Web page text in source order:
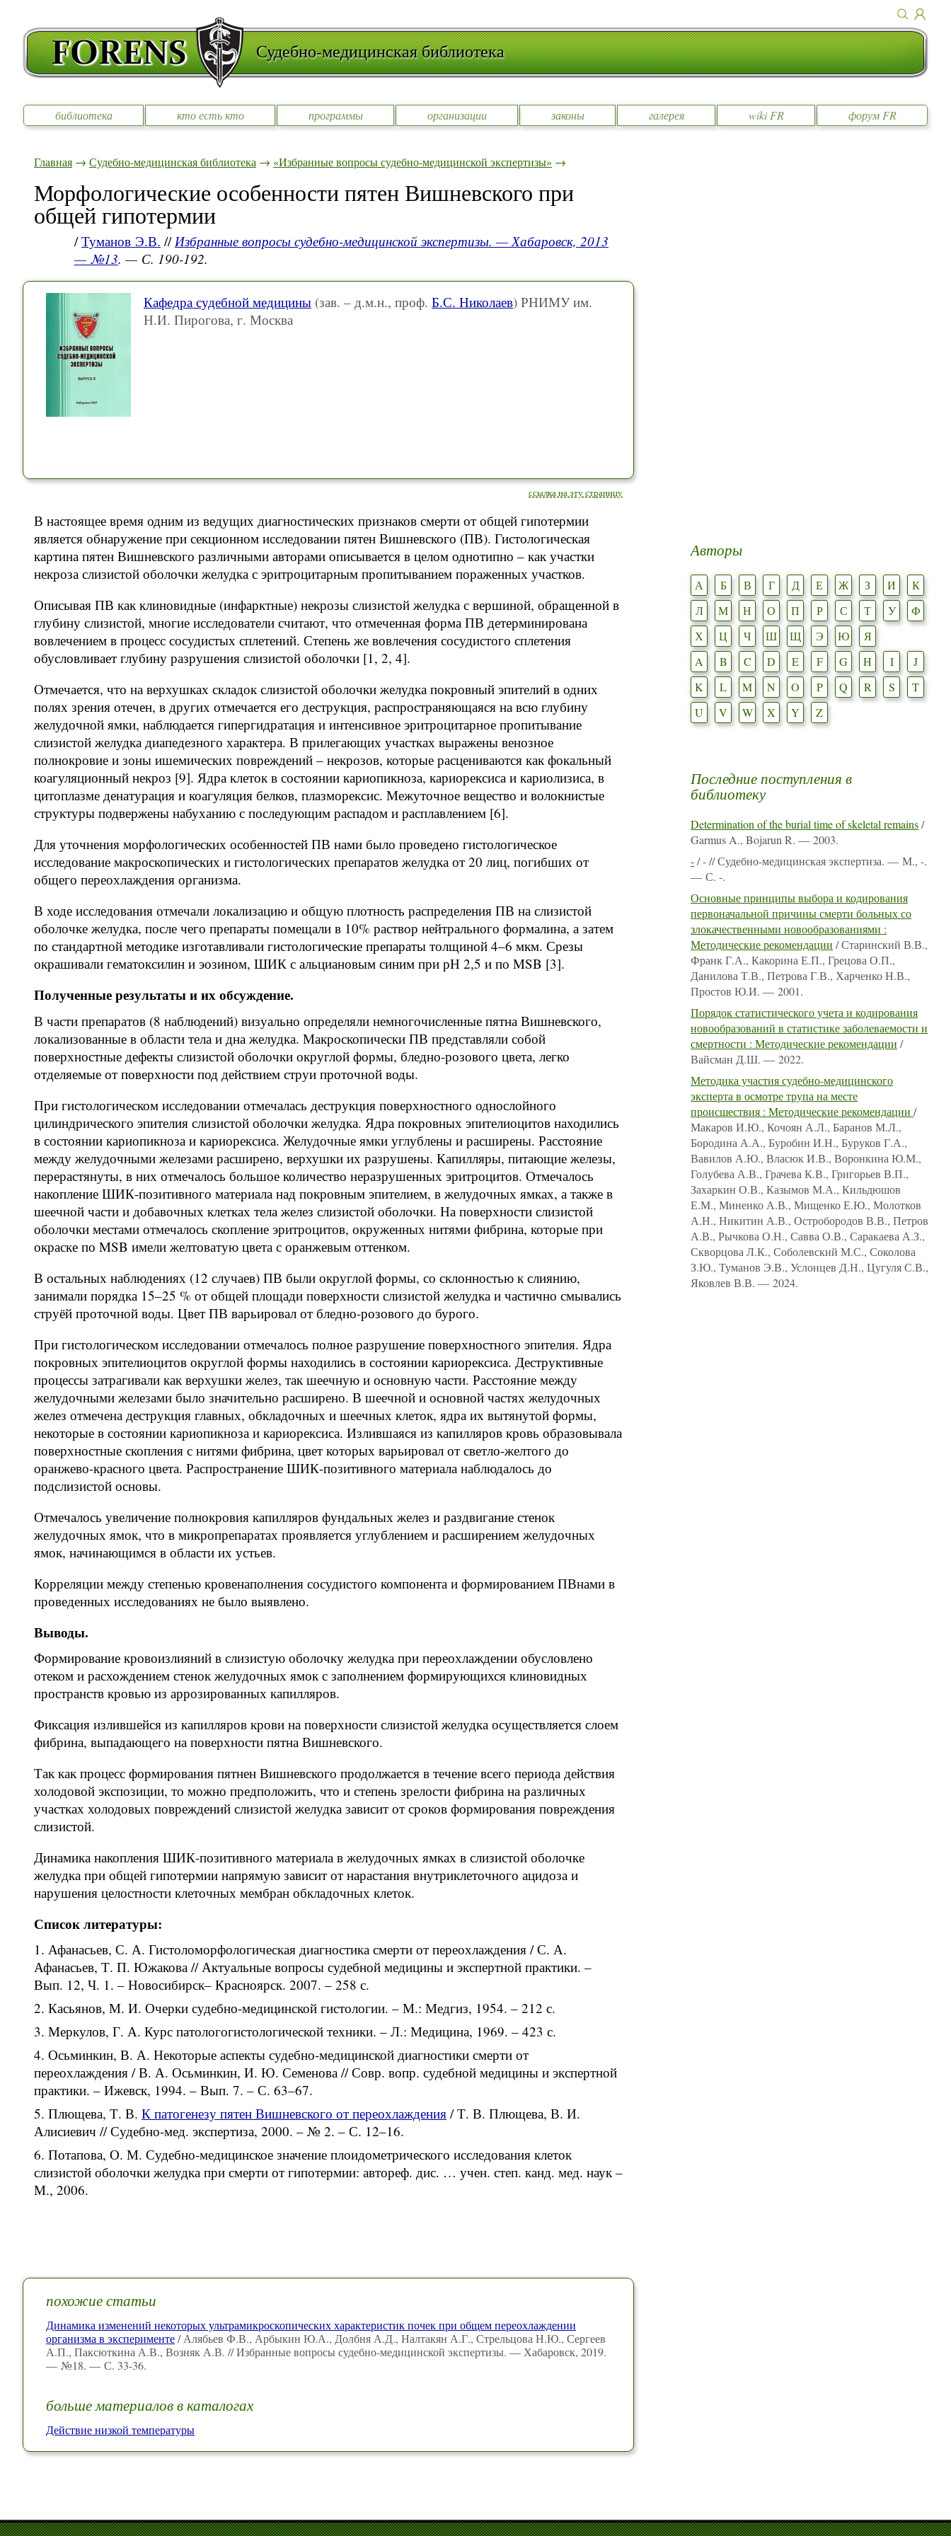
Судебно-медицинская библиотека
библиотека кто есть кто программы организации законы галерея wiki FR форум FR
Главная → Судебно-медицинская библиотека → «Избранные вопросы судебно-медицинской экспертизы» →
Морфологические особенности пятен Вишневского при
общей гипотермии
/Туманов Э.В. //Избранные вопросы судебно-медицинской экспертизы. — Хабаровск, 2013
— №13. — С. 190-192.
Кафедра судебной медицины (зав. – д.м.н., проф. Б.С. Николаев) РНИМУ им.
Н.И. Пирогова, г. Москва
ссылка на эту страницу
В настоящее время одним из ведущих диагностических признаков смерти от общей гипотермии
является обнаружение при секционном исследовании пятен Вишневского (ПВ). Гистологическая
картина пятен Вишневского различными авторами описывается в целом однотипно – как участки
некроза слизистой оболочки желудка с эритроцитарным пропитыванием пораженных участков.
Описывая ПВ как клиновидные (инфарктные) некрозы слизистой желудка с вершиной, обращенной в
глубину слизистой, многие исследователи считают, что отмеченная форма ПВ детерминирована
вовлечением в процесс сосудистых сплетений. Степень же вовлечения сосудистого сплетения
обусловливает глубину разрушения слизистой оболочки [1, 2, 4].
Отмечается, что на верхушках складок слизистой оболочки желудка покровный эпителий в одних
полях зрения отечен, в других отмечается его деструкция, распространяющаяся на всю глубину
желудочной ямки, наблюдается гипергидратация и интенсивное эритроцитарное пропитывание
слизистой желудка диапедезного характера. В прилегающих участках выражены венозное
полнокровие и зоны ишемических повреждений – некрозов, которые расцениваются как фокальный
коагуляционный некроз [9]. Ядра клеток в состоянии кариопикноза, кариорексиса и кариолизиса, в
цитоплазме денатурация и коагуляция белков, плазморексис. Межуточное вещество и волокнистые
структуры подвержены набуханию с последующим распадом и расплавлением [6].
Для уточнения морфологических особенностей ПВ нами было проведено гистологическое
исследование макроскопических и гистологических препаратов желудка от 20 лиц, погибших от
общего переохлаждения организма.
В ходе исследования отмечали локализацию и общую плотность распределения ПВ на слизистой
оболочке желудка, после чего препараты помещали в 10% раствор нейтрального формалина, а затем
по стандартной методике изготавливали гистологические препараты толщиной 4–6 мкм. Срезы
окрашивали гематоксилин и эозином, ШИК с альциановым синим при рН 2,5 и по MSB [3].
Полученные результаты и их обсуждение.
В части препаратов (8 наблюдений) визуально определяли немногочисленные пятна Вишневского,
локализованные в области тела и дна желудка. Макроскопически ПВ представляли собой
поверхностные дефекты слизистой оболочки округлой формы, бледно-розового цвета, легко
отделяемые от поверхности под действием струи проточной воды.
При гистологическом исследовании отмечалась деструкция поверхностного однослойного
цилиндрического эпителия слизистой оболочки желудка. Ядра покровных эпителиоцитов находились
в состоянии кариопикноза и кариорексиса. Желудочные ямки углублены и расширены. Расстояние
между желудочными железами расширено, верхушки их разрушены. Капилляры, питающие железы,
перерастянуты, в них отмечалось большое количество неразрушенных эритроцитов. Отмечалось
накопление ШИК-позитивного материала над покровным эпителием, в желудочных ямках, а также в
шеечной части и добавочных клетках тела желез слизистой оболочки. На поверхности слизистой
оболочки местами отмечалось скопление эритроцитов, окруженных нитями фибрина, которые при
окраске по MSB имели желтоватую цвета с оранжевым оттенком.
В остальных наблюдениях (12 случаев) ПВ были округлой формы, со склонностью к слиянию,
занимали порядка 15–25 % от общей площади поверхности слизистой желудка и частично смывались
струёй проточной воды. Цвет ПВ варьировал от бледно-розового до бурого.
При гистологическом исследовании отмечалось полное разрушение поверхностного эпителия. Ядра
покровных эпителиоцитов округлой формы находились в состоянии кариорексиса. Деструктивные
процессы затрагивали как верхушки желез, так шеечную и основную части. Расстояние между
желудочными железами было значительно расширено. В шеечной и основной частях желудочных
желез отмечена деструкция главных, обкладочных и шеечных клеток, ядра их вытянутой формы,
некоторые в состоянии кариопикноза и кариорексиса. Излившаяся из капилляров кровь образовывала
поверхностные скопления с нитями фибрина, цвет которых варьировал от светло-желтого до
оранжево-красного цвета. Распространение ШИК-позитивного материала наблюдалось до
подслизистой основы.
Отмечалось увеличение полнокровия капилляров фундальных желез и раздвигание стенок
желудочных ямок, что в микропрепаратах проявляется углублением и расширением желудочных
ямок, начинающимся в области их устьев.
Корреляции между степенью кровенаполнения сосудистого компонента и формированием ПВнами в
проведенных исследованиях не было выявлено.
Выводы.
Формирование кровоизлияний в слизистую оболочку желудка при переохлаждении обусловлено
отеком и расхождением стенок желудочных ямок с заполнением формирующихся клиновидных
пространств кровью из аррозированных капилляров.
Фиксация излившейся из капилляров крови на поверхности слизистой желудка осуществляется слоем
фибрина, выпадающего на поверхности пятна Вишневского.
Так как процесс формирования пятнен Вишневского продолжается в течение всего периода действия
холодовой экспозиции, то можно предположить, что и степень зрелости фибрина на различных
участках холодовых повреждений слизистой желудка зависит от сроков формирования повреждения
слизистой.
Динамика накопления ШИК-позитивного материала в желудочных ямках в слизистой оболочке
желудка при общей гипотермии напрямую зависит от нарастания внутриклеточного ацидоза и
нарушения целостности клеточных мембран обкладочных клеток.
Список литературы:
Афанасьев, С. А. Гистоломорфологическая диагностика смерти от переохлаждения / С. А.
Афанасьев, Т. П. Южакова // Актуальные вопросы судебной медицины и экспертной практики. –
Вып. 12, Ч. 1. – Новосибирск– Красноярск. 2007. – 258 с.
Касьянов, М. И. Очерки судебно-медицинской гистологии. – М.: Медгиз, 1954. – 212 с.
Меркулов, Г. А. Курс патологогистологической техники. – Л.: Медицина, 1969. – 423 с.
Осьминкин, В. А. Некоторые аспекты судебно-медицинской диагностики смерти от
переохлаждения / В. А. Осьминкин, И. Ю. Семенова // Совр. вопр. судебной медицины и экспертной
практики. – Ижевск, 1994. – Вып. 7. – С. 63–67.
Плющева, Т. В. К патогенезу пятен Вишневского от переохлаждения / Т. В. Плющева, В. И.
Алисиевич // Судебно-мед. экспертиза, 2000. – № 2. – С. 12–16.
Потапова, О. М. Судебно-медицинское значение плоидометрического исследования клеток
слизистой оболочки желудка при смерти от гипотермии: автореф. дис. … учен. степ. канд. мед. наук –
М., 2006.
похожие статьи
Динамика изменений некоторых ультрамикроскопических характеристик почек при общем переохлаждении
организма в эксперименте/ Алябьев Ф.В., Арбыкин Ю.А., Долбня А.Д., Налтакян А.Г., Стрельцова Н.Ю., Сергеев
А.П., Паксюткина А.В., Возняк А.В. // Избранные вопросы судебно-медицинской экспертизы. — Хабаровск, 2019.
— №18. — С. 33-36.
больше материалов в каталогах
Действие низкой температуры
Авторы
А Б В Г Д Е Ж З И
К
Л
М Н О П Р С Т У
Ф
Х
Ц Ч Ш Щ Э Ю
Я
A
B C D E F G H I
J
K
L M N O P Q R S
T
U
V W X Y Z
Последние поступления в
библиотеку
Determination of the burial time of skeletal remains/
Garmus A., Bojarun R. — 2003.
-/ - // Судебно-медицинская экспертиза. — М., -.
— С. -.
Основные принципы выбора и кодирования
первоначальной причины смерти больных со
злокачественными новообразованиями :
Методические рекомендации / Старинский В.В.,
Франк Г.А., Какорина Е.П., Грецова О.П.,
Данилова Т.В., Петрова Г.В., Харченко Н.В.,
Простов Ю.И. — 2001.
Порядок статистического учета и кодирования
новообразований в статистике заболеваемости и
смертности : Методические рекомендации /
Вайсман Д.Ш. — 2022.
Методика участия судебно-медицинского
эксперта в осмотре трупа на месте
происшествия : Методические рекомендации /
Макаров И.Ю., Кочоян А.Л., Баранов М.Л.,
Бородина А.А., Буробин И.Н., Буруков Г.А.,
Вавилов А.Ю., Власюк И.В., Воронкина Ю.М.,
Голубева А.В., Грачева К.В., Григорьев В.П.,
Захаркин О.В., Казымов М.А., Кильдюшов
Е.М., Миненко А.В., Мищенко Е.Ю., Молотков
А.Н., Никитин А.В., Остробородов В.В., Петров
А.В., Рычкова О.Н., Савва О.В., Саракаева А.З.,
Скворцова Л.К., Соболевский М.С., Соколова
З.Ю., Туманов Э.В., Услонцев Д.Н., Цугуля С.В.,
Яковлев В.В. — 2024.